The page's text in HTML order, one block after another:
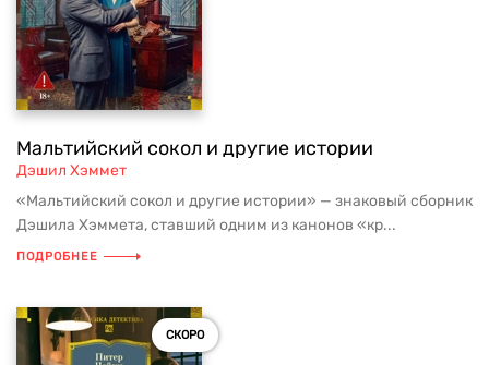
Мальтийский сокол и другие истории
Дэшил Хэммет
«Мальтийский сокол и другие истории» — знаковый сборник
Дэшила Хэммета, ставший одним из канонов «кр...
ПОДРОБНЕЕ
СКОРО